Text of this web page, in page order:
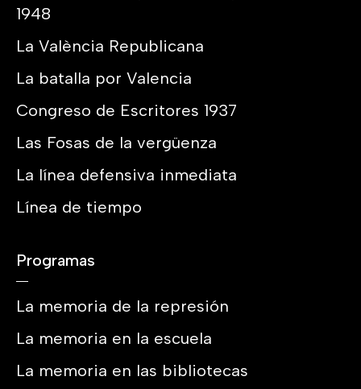
1948
La València Republicana
La batalla por Valencia
Congreso de Escritores 1937
Las Fosas de la vergüenza
La línea defensiva inmediata
Línea de tiempo
Programas
La memoria de la represión
La memoria en la escuela
La memoria en las bibliotecas